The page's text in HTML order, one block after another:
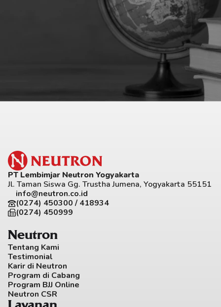
PT Lembimjar Neutron Yogyakarta
Jl. Taman Siswa Gg. Trustha Jumena, Yogyakarta 55151
info@neutron.co.id
(0274) 450300 / 418934
(0274) 450999
Neutron
Tentang Kami
Testimonial
Karir di Neutron
Program di Cabang
Program BJJ Online
Neutron CSR